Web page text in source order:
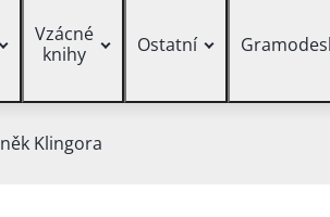
Vzácné
knihy
Ostatní
Klingora